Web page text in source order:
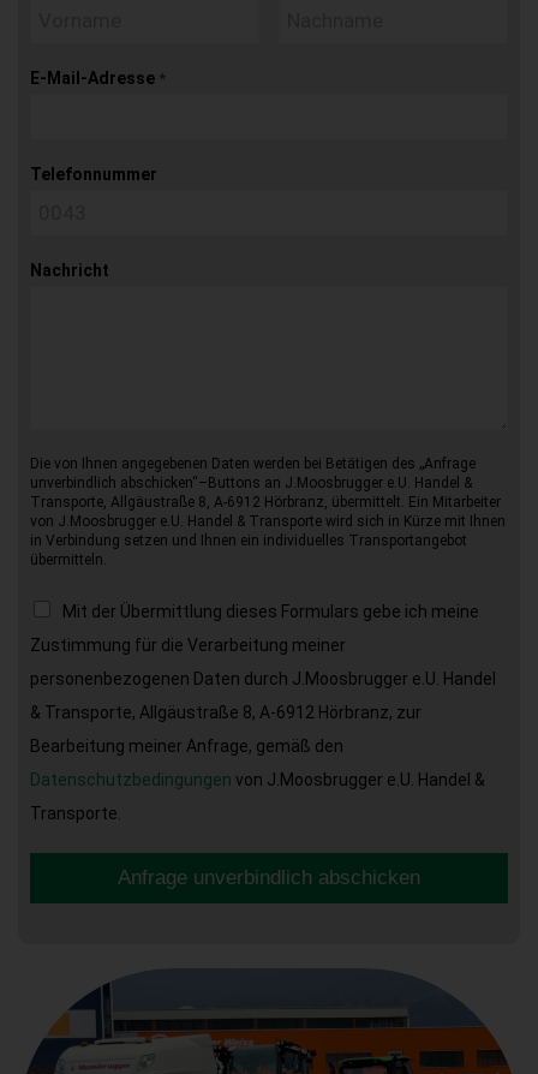
E-Mail-Adresse *
Telefonnummer
Nachricht
Die von Ihnen angegebenen Daten werden bei Betätigen des „Anfrage
unverbindlich abschicken“–Buttons an J.Moosbrugger e.U. Handel &
Transporte, Allgäustraße 8, A-6912 Hörbranz, übermittelt. Ein Mitarbeiter
von J.Moosbrugger e.U. Handel & Transporte wird sich in Kürze mit Ihnen
in Verbindung setzen und Ihnen ein individuelles Transportangebot
übermitteln.
Mit der Übermittlung dieses Formulars gebe ich meine
Zustimmung für die Verarbeitung meiner
personenbezogenen Daten durch J.Moosbrugger e.U. Handel
& Transporte, Allgäustraße 8, A-6912 Hörbranz, zur
Bearbeitung meiner Anfrage, gemäß den
Datenschutzbedingungen von J.Moosbrugger e.U. Handel &
Transporte.
Anfrage unverbindlich abschicken